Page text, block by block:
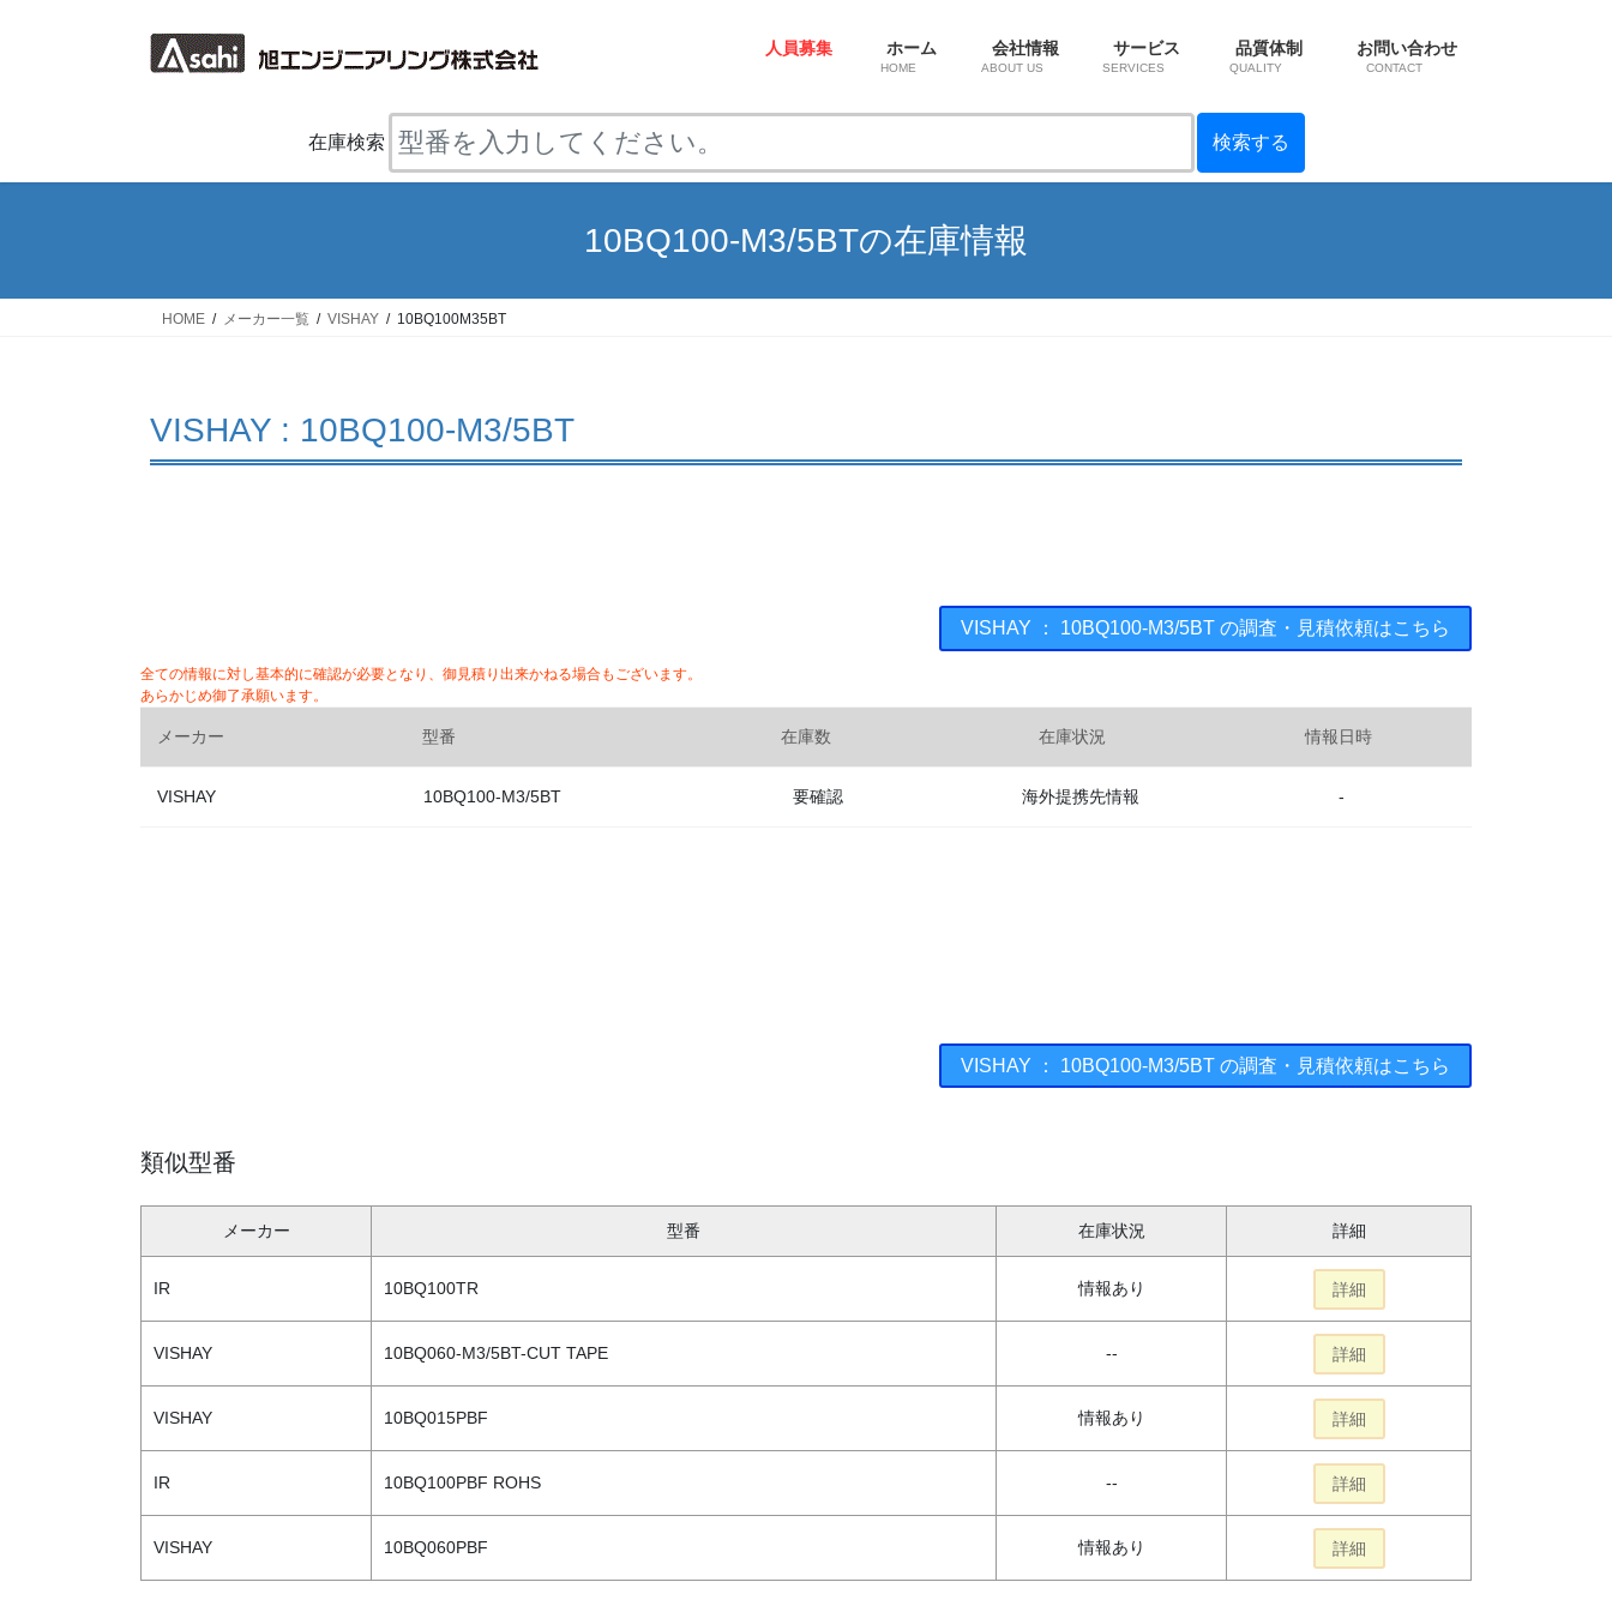
ス
ン
人員募集 ホーム
HOME
会社情報
ABOUT US
サービス
SERVICES
品質体制
QUALITY
お問い合わせ
CONTACT
在庫検索
10BQ100-M3/5BTの在庫情報
HOME メーカー一覧 VISHAY 10BQ100M35BT
VISHAY : 10BQ100-M3/5BT
VISHAY ： 10BQ100-M3/5BT の調査・見積依頼はこちら
全ての情報に対し基本的に確認が必要となり、御見積り出来かねる場合もございます。
あらかじめ御了承願います。
メーカー 型番 在庫数 在庫状況 情報日時
VISHAY 10BQ100-M3/5BT 要確認 海外提携先情報 -
VISHAY ： 10BQ100-M3/5BT の調査・見積依頼はこちら
類似型番
メーカー 型番 在庫状況 詳細
IR 10BQ100TR 情報あり 詳細
VISHAY 10BQ060-M3/5BT-CUT TAPE -- 詳細
VISHAY 10BQ015PBF 情報あり 詳細
IR 10BQ100PBF ROHS -- 詳細
VISHAY 10BQ060PBF 情報あり 詳細